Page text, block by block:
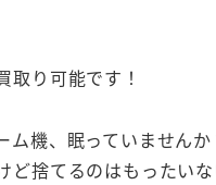
取り可能です！
ム機、眠っていませんか
ど捨てるのはもったい